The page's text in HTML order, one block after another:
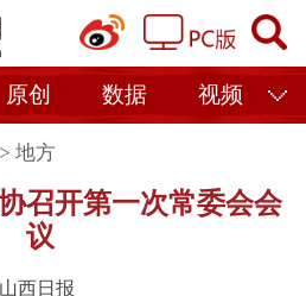
原创 数据 视频
>地方
召开第一次常委会会
议
山西日报